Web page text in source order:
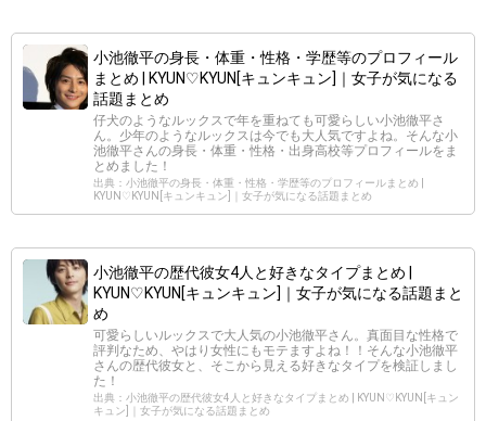
小池徹平の身長・体重・性格・学歴等のプロフィール
まとめ | KYUN♡KYUN[キュンキュン]｜女子が気になる
話題まとめ
仔犬のようなルックスで年を重ねても可愛らしい小池徹平さ
ん。少年のようなルックスは今でも大人気ですよね。そんな小
池徹平さんの身長・体重・性格・出身高校等プロフィールをま
とめました！
出典：小池徹平の身長・体重・性格・学歴等のプロフィールまとめ |
KYUN♡KYUN[キュンキュン]｜女子が気になる話題まとめ
小池徹平の歴代彼女4人と好きなタイプまとめ |
KYUN♡KYUN[キュンキュン]｜女子が気になる話題まと
め
可愛らしいルックスで大人気の小池徹平さん。真面目な性格で
評判なため、やはり女性にもモテますよね！！そんな小池徹平
さんの歴代彼女と、そこから見える好きなタイプを検証しまし
た！
出典：小池徹平の歴代彼女4人と好きなタイプまとめ | KYUN♡KYUN[キュン
キュン]｜女子が気になる話題まとめ